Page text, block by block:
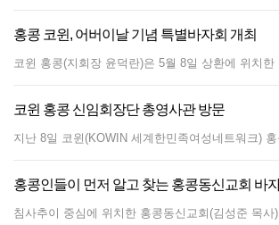
홍콩 코윈, 어버이날 기념 특별바자회 개최
코윈 홍콩 신임회장단 총영사관 방문
홍콩인들이 먼저 알고 찾는 홍콩동신교회 바